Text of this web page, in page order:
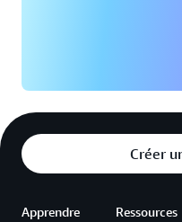
Créer
Apprendre Ressources